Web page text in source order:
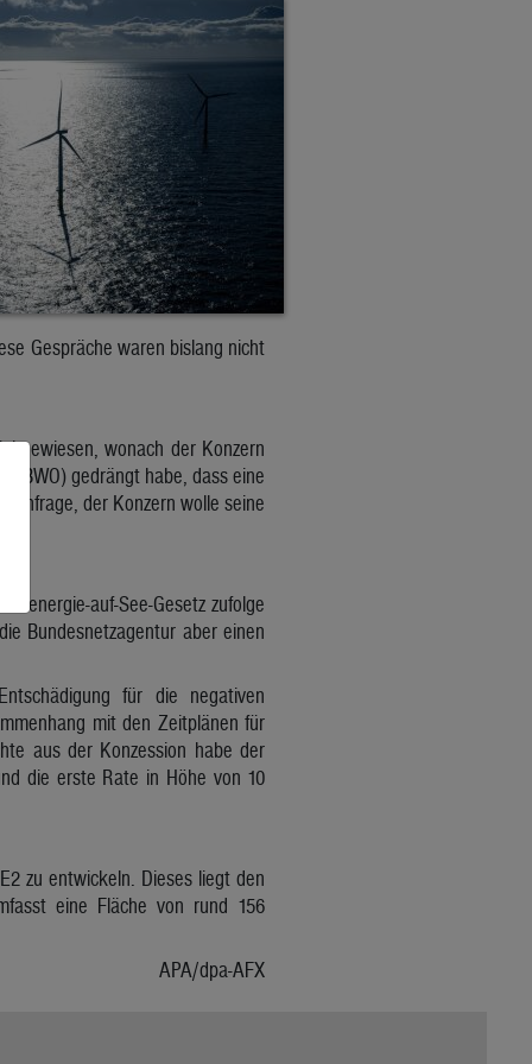
Gespräche waren bislang nicht
wonach der Konzern
(BWO) gedrängt habe, dass eine
Anfrage, der Konzern wolle seine
auf-See-Gesetz zufolge
Bundesnetzagentur aber einen
für die negativen
mit den Zeitplänen für
aus der Konzession habe der
die erste Rate in Höhe von 10
zu entwickeln. Dieses liegt den
eine Fläche von rund 156
APA/dpa-AFX